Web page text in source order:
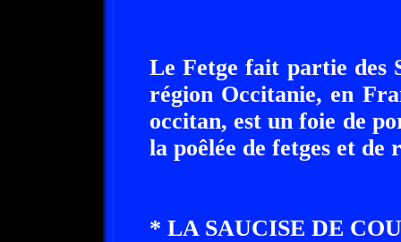
Le Fetge fait partie des
région Occitanie, en
occitan, est un foie de
la poêlée de fetges et de
* LA SAUCISE DE